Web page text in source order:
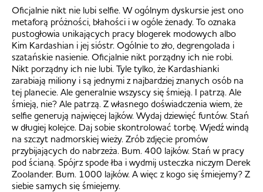
Oficjalnie nikt nie lubi selfie. W ogólnym dyskursie jest ono
metaforą próżności, błahości i w ogóle żenady. To oznaka
pustogłowia unikających pracy blogerek modowych albo
Kim Kardashian i jej sióstr. Ogólnie to zło, degrengolada i
szatańskie nasienie. Oficjalnie nikt porządny ich nie robi.
Nikt porządny ich nie lubi. Tyle tylko, że Kardashianki
zarabiają miliony i są jednymi z najbardziej znanych osób na
tej planecie. Ale generalnie wszyscy się śmieją. I patrzą. Ale
śmieją, nie? Ale patrzą. Z własnego doświadczenia wiem, że
selfie generują najwięcej lajków. Wydaj dziewięć funtów. Stań
w długiej kolejce. Daj sobie skontrolować torbę. Wjedź windą
na szczyt nadmorskiej wieży. Zrób zdjęcie promów
przybijających do nabrzeża. Bum. 400 lajków. Stań w pracy
pod ścianą. Spójrz spode łba i wydmij usteczka niczym Derek
Zoolander. Bum. 1000 lajków. A więc z kogo się śmiejemy? Z
siebie samych się śmiejemy.